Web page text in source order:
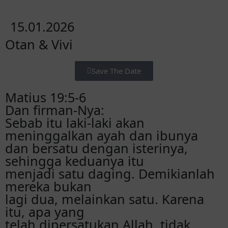
15.01.2026
Otan & Vivi
Save The Date
Matius 19:5-6
Dan firman-Nya:
Sebab itu laki-laki akan
meninggalkan ayah dan ibunya
dan bersatu dengan isterinya,
sehingga keduanya itu
menjadi satu daging. Demikianlah
mereka bukan
lagi dua, melainkan satu. Karena
itu, apa yang
telah dipersatukan Allah, tidak